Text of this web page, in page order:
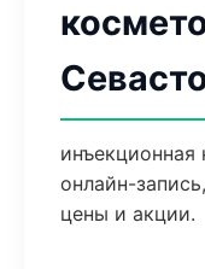
инъекционная
онлайн-
цены и акции.